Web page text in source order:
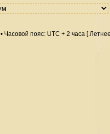
• Часовой пояс: UTC + 2 часа [